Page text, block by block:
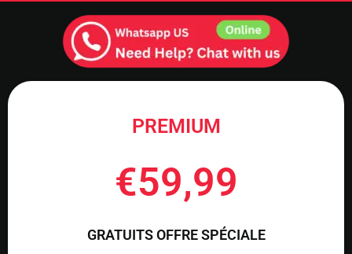
PREMIUM
€59,99
GRATUITS OFFRE SPÉCIALE